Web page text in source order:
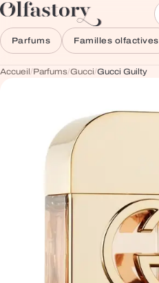
Aller au contenu
Parfums Familles olfactives
Accueil/Parfums/Gucci/Gucci Guilty